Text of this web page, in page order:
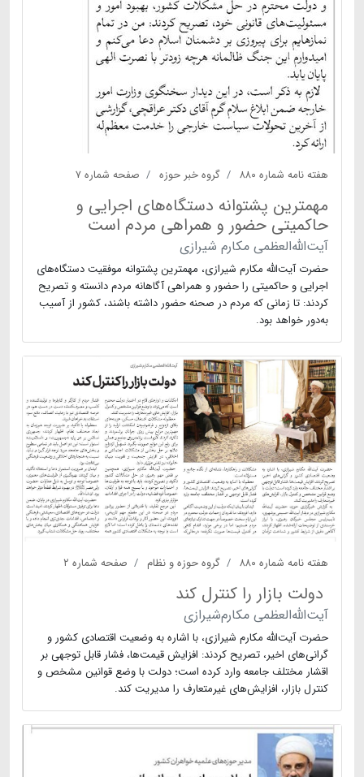
هفته نامه شماره ۸۸۰ گروه خبر حوزه صفحه شماره ۷
مهمترین پشتوانه دستگاه‌های اجرایی و
حاکمیتی حضور و همراهی مردم است
آیت‌الله‌العظمی مکارم شیرازی
حضرت آیت‌الله مکارم شیرازی، مهمترین پشتوانه موفقیت دستگاه‌های
اجرایی و حاکمیتی را حضور و همراهی آگاهانه مردم دانسته و تصریح
کردند: تا زمانی که مردم در صحنه حضور داشته باشند، کشور از آسیب
به‌دور خواهد بود.
هفته نامه شماره ۸۸۰ گروه حوزه و نظام صفحه شماره ۲
دولت بازار را کنترل کند
آیت‌الله‌العظمی مکارم‌شیرازی
حضرت آیت‌الله مکارم شیرازی، با اشاره به وضعیت اقتصادی کشور و
گرانی‌های اخیر، تصریح کردند: افزایش قیمت‌ها، فشار قابل توجهی بر
اقشار مختلف جامعه وارد کرده است؛ دولت با وضع قوانین مشخص و
کنترل بازار، افزایش‌های غیرمتعارف را مدیریت کند.